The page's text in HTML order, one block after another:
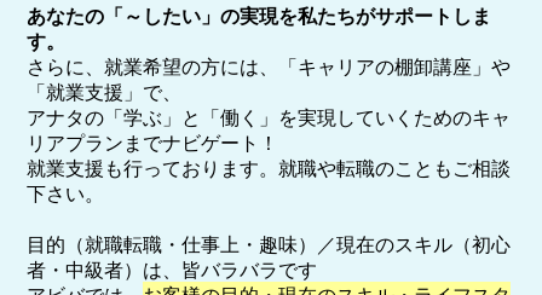
あなたの「～したい」の実現を私たちがサポートしま
す。
さらに、就業希望の方には、「キャリアの棚卸講座」や
「就業支援」で、
アナタの「学ぶ」と「働く」を実現していくためのキャ
リアプランまでナビゲート！
就業支援も行っております。就職や転職のこともご相談
下さい。
目的（就職転職・仕事上・趣味）／現在のスキル（初心
者・中級者）は、皆バラバラです